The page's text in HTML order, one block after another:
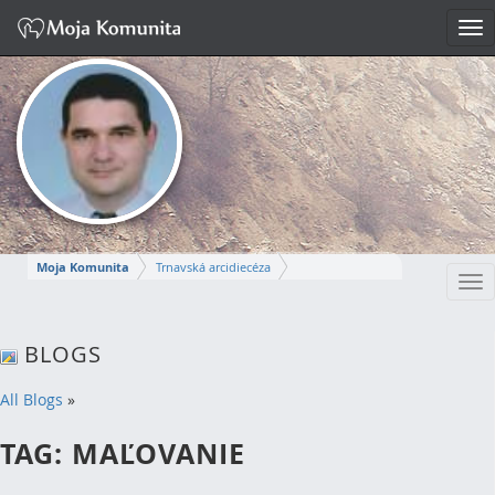
Moja Komunita
Trnavská arcidiecéza
MIROSLAV
BLOGS
All Blogs »
TAG: MAĽOVANIE